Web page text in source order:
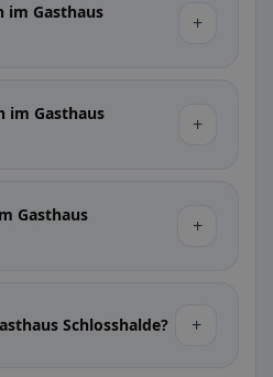
im Gasthaus
+
im Gasthaus
+
Gasthaus
+
Schlosshalde? +